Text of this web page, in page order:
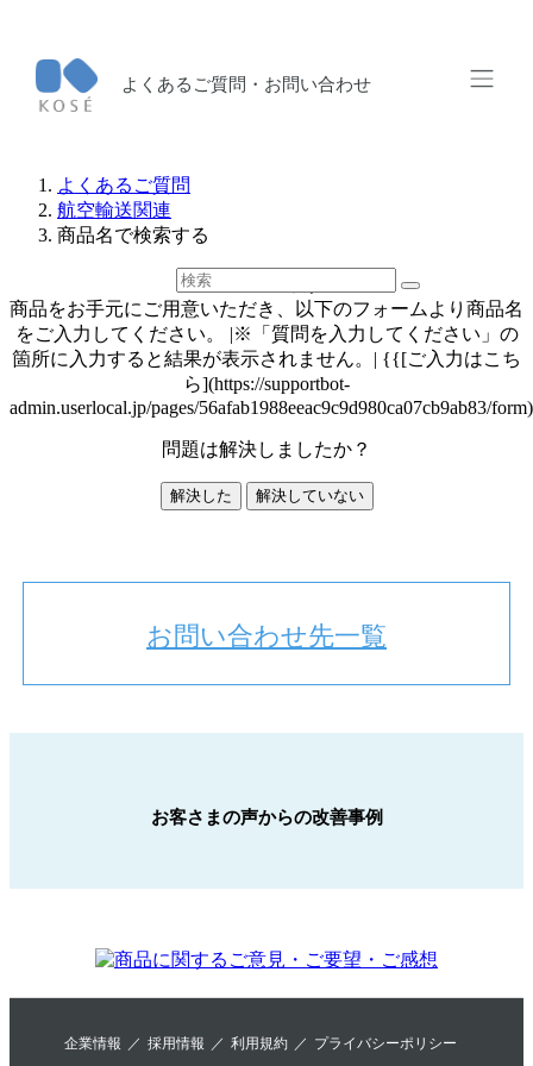
よくあるご質問・お問い合わせ
よくあるご質問
航空輸送関連
商品名で検索する
商品名で検索する
商品をお手元にご用意いただき、以下のフォームより商品名
をご入力してください。 |※「質問を入力してください」の
箇所に入力すると結果が表示されません。| {{[ご入力はこち
ら](https://supportbot-
admin.userlocal.jp/pages/56afab1988eeac9c9d980ca07cb9ab83/
問題は解決しましたか？
解決した 解決していない
お問い合わせ先一覧
お客さまの声からの改善事例
企業情報 採用情報 利用規約 プライバシーポリシー